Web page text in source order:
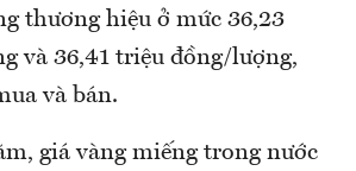
thương hiệu ở mức 36,23
và 36,41 triệu đồng/lượng,
và bán.
giá vàng miếng trong nước